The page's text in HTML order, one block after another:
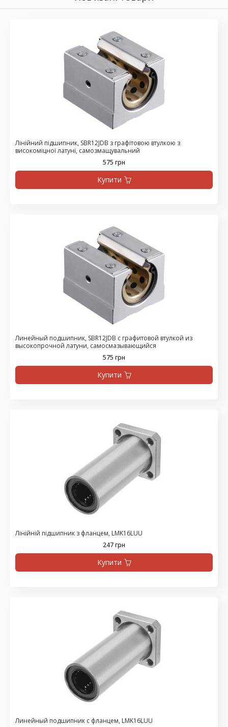
Лінійний підшипник, SBR12JDB з графітовою втулкою з
високоміцної латуні, самозмащувальний
575 грн
Купити
Линейный подшипник, SBR12JDB с графитовой втулкой из
высокопрочной латуни, самосмазывающийся
575 грн
Купити
Лінійній підшипник з фланцем, LMK16LUU
247 грн
Купити
Линейный подшипник с фланцем, LMK16LUU